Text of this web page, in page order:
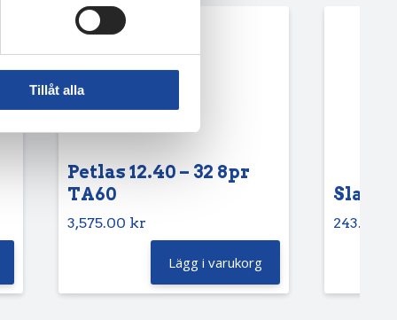
funktioner för
kombinera informationen
Tillåt alla
Petlas 12.40 – 32 8pr
TA60
3,575.00 kr
Lägg i varukorg
Slang
243.75